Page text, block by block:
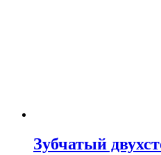
Зубчатый